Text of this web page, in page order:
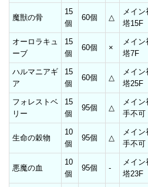
魔獣の骨
15
個
60個 △
メイ
塔15F
オーロラキュ
ーブ
15
個
60個 ×
メイ
塔7F
ハルマニアギ
ア
15
個
60個 △
メイ
塔25F
フォレストベ
リー
15
個
95個 △
メイ
手不可
生命の穀物
10
個
95個 △
メイ
手不可
悪魔の血
10
個
95個 -
メイ
塔23F